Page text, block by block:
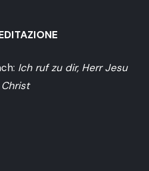
Ich ruf zu dir, Herr Jesu
Christ